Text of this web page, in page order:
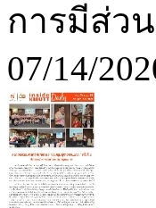
การมีส่ว
07/14/